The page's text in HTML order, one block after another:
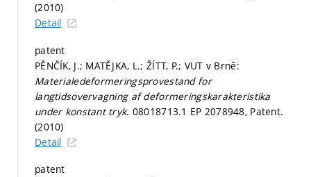
(2010)
Detail
patent
PĚNČÍK, J.; MATĚJKA, L.; ŽÍTT, P.; VUT v Brně:
Materialedeformeringsprovestand for
langtidsovervagning af deformeringskarakteristika
under konstant tryk. 08018713.1 EP 2078948, Patent.
(2010)
Detail
patent